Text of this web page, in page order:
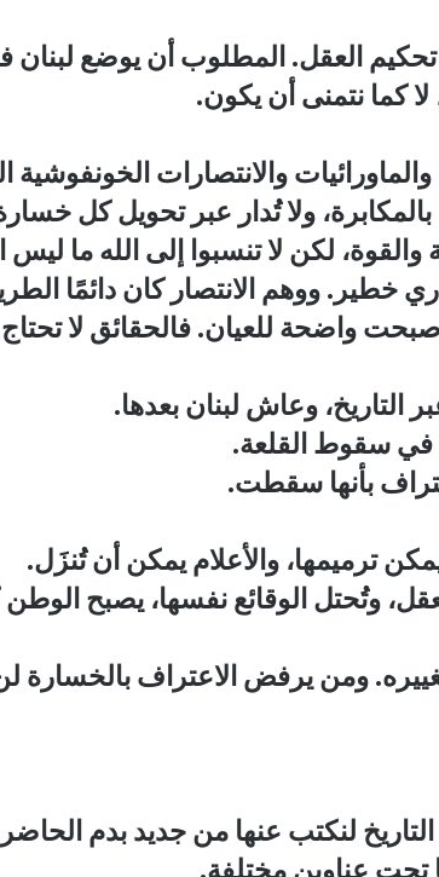
العقل. المطلوب أن يوضع لبنان
كما نتمنى أن يكون.
والانتصارات الخونفوشية
بالمكابرة، ولا تُدار عبر تحويل كل
لكن لا تنسبوا إلى الله ما ليس
خطير. ووهم الانتصار كان دائمًا
أصبحت واضحة للعيان. فالحقائق لا
وعاش لبنان بعدها.
في سقوط القلعة.
بأنها سقطت.
ترميمها، والأعلام يمكن أن تُنزَل.
وتُحتل الوقائع نفسها، يصبح
ومن يرفض الاعتراف بالخسارة
لنكتب عنها من جديد بدم